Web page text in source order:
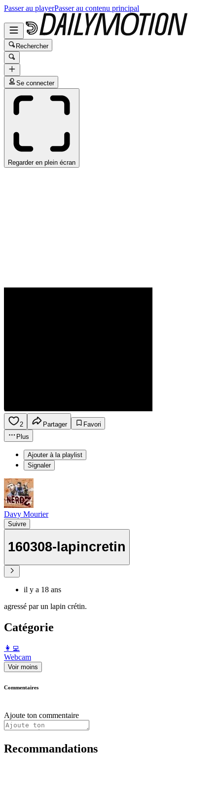
Passer au playerPasser au contenu principal
Rechercher
Se connecter
Regarder en plein écran
2 Partager
Favori
Plus
Ajouter à la playlist
Signaler
Davy Mourier
Suivre
160308-lapincretin
il y a 18 ans
agressé par un lapin crétin.
Catégorie
️👩‍💻️
Webcam
Voir moins
Commentaires
Ajoute ton commentaire
Recommandations